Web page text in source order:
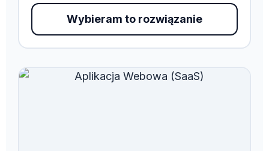
Wybieram to rozwiązanie